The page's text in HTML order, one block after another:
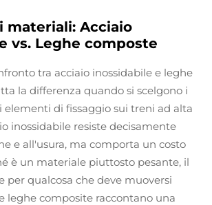
materiali: Acciaio
vs. Leghe composte
tra acciaio inossidabile e leghe
la differenza quando si scelgono i
di fissaggio sui treni ad alta
inossidabile resiste decisamente
e all'usura, ma comporta un costo
è un materiale piuttosto pesante, il
per qualcosa che deve muoversi
leghe composite raccontano una